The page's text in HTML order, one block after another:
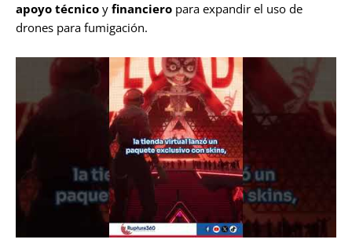
apoyo técnico y financiero para expandir el uso de
drones para fumigación.